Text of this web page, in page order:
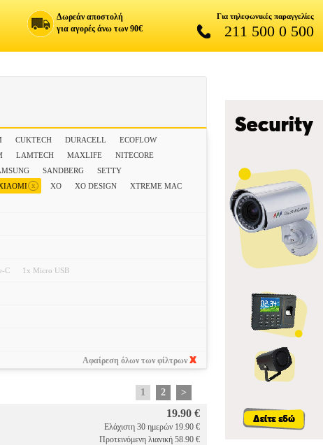
Δωρεάν αποστολή
για αγορές άνω των 90€
Για τηλεφωνικές παραγγελίες
211 500 0 500
CUKTECH DURACELL
ECOFLOW
LAMTECH MAXLIFE
NITECORE
SANDBERG
SETTY
x XO XO DESIGN
XTREME MAC
C 1x Micro USB
Αφαίρεση όλων των φίλτρων
1 2
>
19.90 €
Ελάχιστη 30 ημερών 19.90 €
Προτεινόμενη λιανική 58.90 €